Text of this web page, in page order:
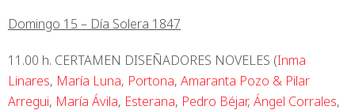
Domingo 15 – Día Solera 1847
11.00 h. CERTAMEN DISEÑADORES NOVELES (Inma
Linares, María Luna, Portona, Amaranta Pozo & Pilar
Arregui, María Ávila, Esterana, Pedro Béjar, Ángel Corrales,